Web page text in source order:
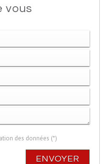
vous
des données (*)
ENVOYER